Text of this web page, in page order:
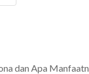
dan Apa